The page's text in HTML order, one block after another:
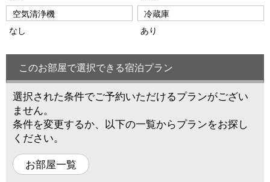
空気清浄機
なし
冷蔵庫
あり
このお部屋で選択できる宿泊プラン
選択された条件でご予約いただけるプランがござい
ません。
条件を変更するか、以下の一覧からプランをお探し
ください。
お部屋一覧